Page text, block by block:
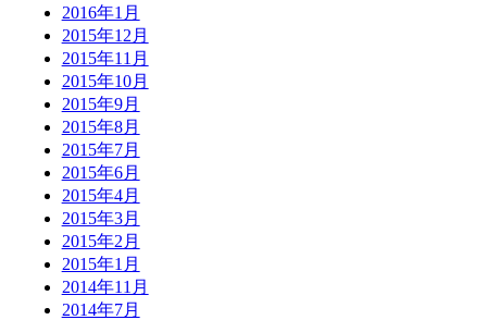
2016年1月
2015年12月
2015年11月
2015年10月
2015年9月
2015年8月
2015年7月
2015年6月
2015年4月
2015年3月
2015年2月
2015年1月
2014年11月
2014年7月